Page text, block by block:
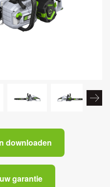
downloaden
garantie